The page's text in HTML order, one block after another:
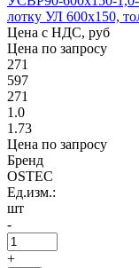
лотку УЛ 600х150,
Цена с НДС, руб
Цена по запросу
271
597
271
1.0
1.73
Цена по запросу
Бренд
OSTEC
Ед.изм.:
шт
-
+